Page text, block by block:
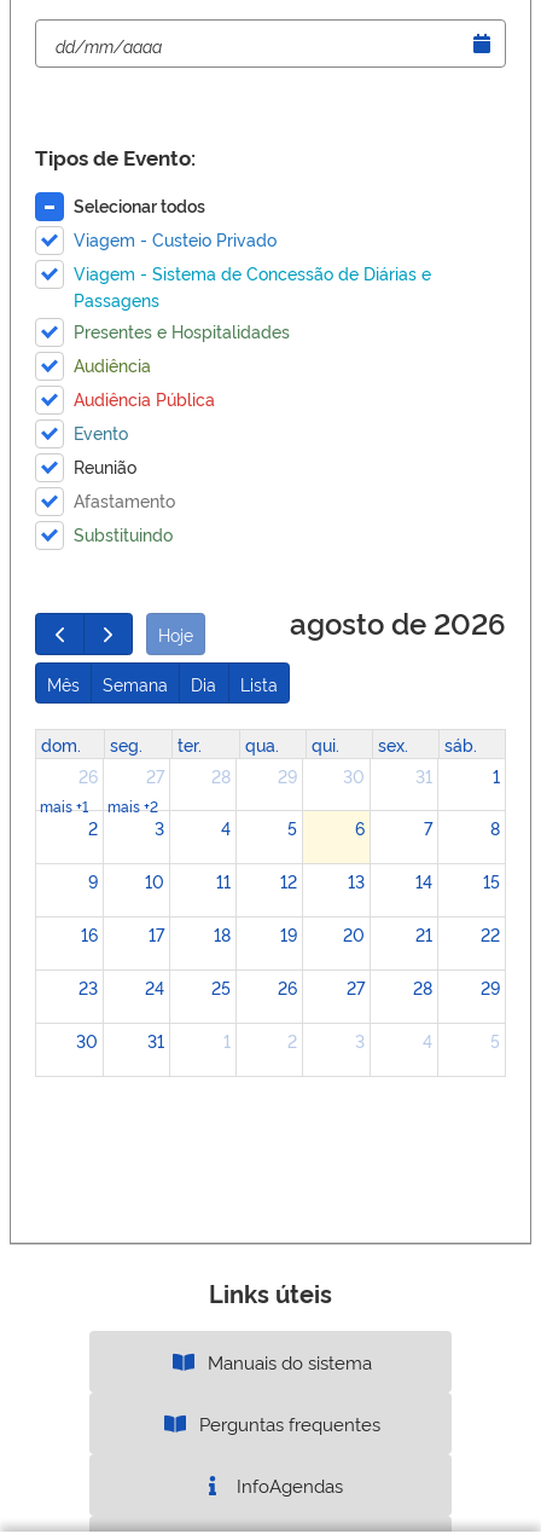
Tipos de Evento:
Selecionar todos
Viagem - Custeio Privado
Viagem - Sistema de Concessão de Diárias e
Passagens
Presentes e Hospitalidades
Audiência
Audiência Pública
Evento
Reunião
Afastamento
Substituindo
Hoje agosto de 2026
Mês Semana Dia Lista
dom. seg. ter. qua. qui. sex.
sáb.
26
mais +1
27
mais +2
28 29 30 31 1
2 3 4 5 6 7 8
9 10 11 12 13 14 15
16 17 18 19 20 21 22
23 24 25 26 27 28 29
30 31 1 2 3 4 5
Links úteis
Manuais do sistema
Perguntas frequentes
InfoAgendas